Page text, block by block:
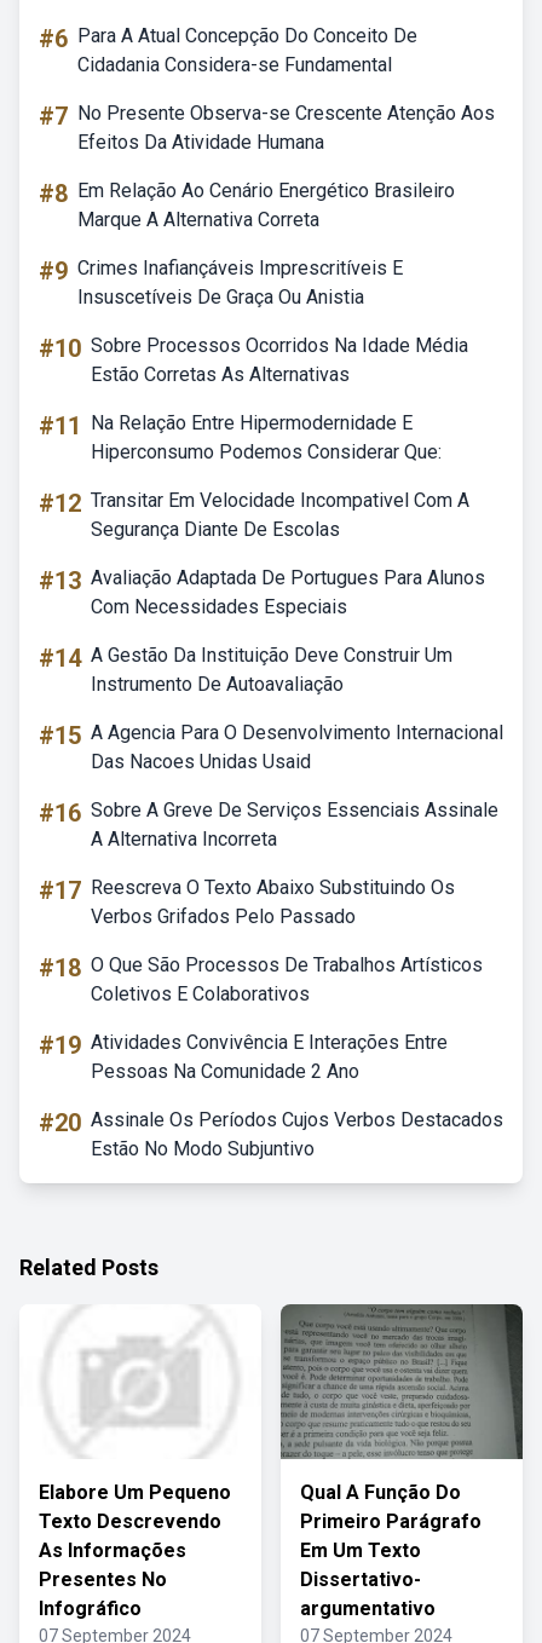
#6 Para A Atual Concepção Do Conceito De
Cidadania Considera-se Fundamental
#7 No Presente Observa-se Crescente Atenção Aos
Efeitos Da Atividade Humana
#8 Em Relação Ao Cenário Energético Brasileiro
Marque A Alternativa Correta
#9 Crimes Inafiançáveis Imprescritíveis E
Insuscetíveis De Graça Ou Anistia
#10 Sobre Processos Ocorridos Na Idade Média
Estão Corretas As Alternativas
#11
Na Relação Entre Hipermodernidade E
Hiperconsumo Podemos Considerar Que:
#12 Transitar Em Velocidade Incompativel Com A
Segurança Diante De Escolas
#13 Avaliação Adaptada De Portugues Para Alunos
Com Necessidades Especiais
#14 A Gestão Da Instituição Deve Construir Um
Instrumento De Autoavaliação
#15 A Agencia Para O Desenvolvimento Internacional
Das Nacoes Unidas Usaid
#16 Sobre A Greve De Serviços Essenciais Assinale
A Alternativa Incorreta
#17 Reescreva O Texto Abaixo Substituindo Os
Verbos Grifados Pelo Passado
#18 O Que São Processos De Trabalhos Artísticos
Coletivos E Colaborativos
#19 Atividades Convivência E Interações Entre
Pessoas Na Comunidade 2 Ano
#20 Assinale Os Períodos Cujos Verbos Destacados
Estão No Modo Subjuntivo
Related Posts
Elabore Um Pequeno
Texto Descrevendo
As Informações
Presentes No
Infográfico
07 September 2024
Qual A Função Do
Primeiro Parágrafo
Em Um Texto
Dissertativo-
argumentativo
07 September 2024